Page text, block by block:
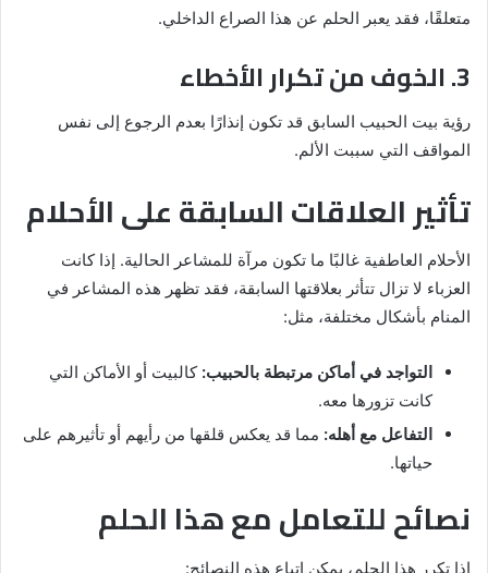
متعلقًا، فقد يعبر الحلم عن هذا الصراع الداخلي.
3. الخوف من تكرار الأخطاء
رؤية بيت الحبيب السابق قد تكون إنذارًا بعدم الرجوع إلى نفس
المواقف التي سببت الألم.
تأثير العلاقات السابقة على الأحلام
الأحلام العاطفية غالبًا ما تكون مرآة للمشاعر الحالية. إذا كانت
العزباء لا تزال تتأثر بعلاقتها السابقة، فقد تظهر هذه المشاعر في
المنام بأشكال مختلفة، مثل:
التواجد في أماكن مرتبطة بالحبيب: كالبيت أو الأماكن التي
كانت تزورها معه.
التفاعل مع أهله: مما قد يعكس قلقها من رأيهم أو تأثيرهم على
حياتها.
نصائح للتعامل مع هذا الحلم
إذا تكرر هذا الحلم، يمكن اتباع هذه النصائح: